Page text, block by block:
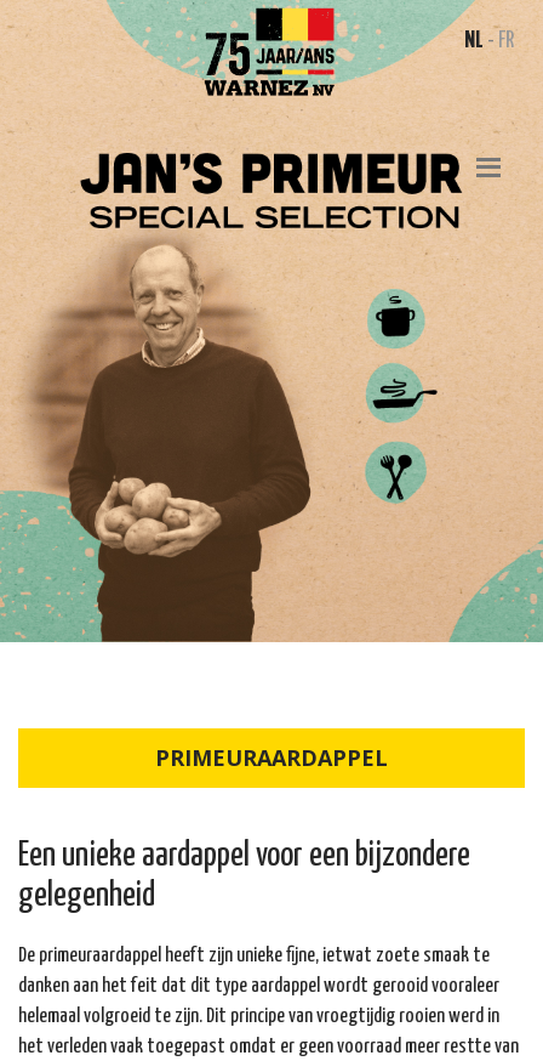
NL - FR
PRIMEURAARDAPPEL
Een unieke aardappel voor een bijzondere
gelegenheid
De primeuraardappel heeft zijn unieke fijne, ietwat zoete smaak te
danken aan het feit dat dit type aardappel wordt gerooid vooraleer
helemaal volgroeid te zijn. Dit principe van vroegtijdig rooien werd in
het verleden vaak toegepast omdat er geen voorraad meer restte van